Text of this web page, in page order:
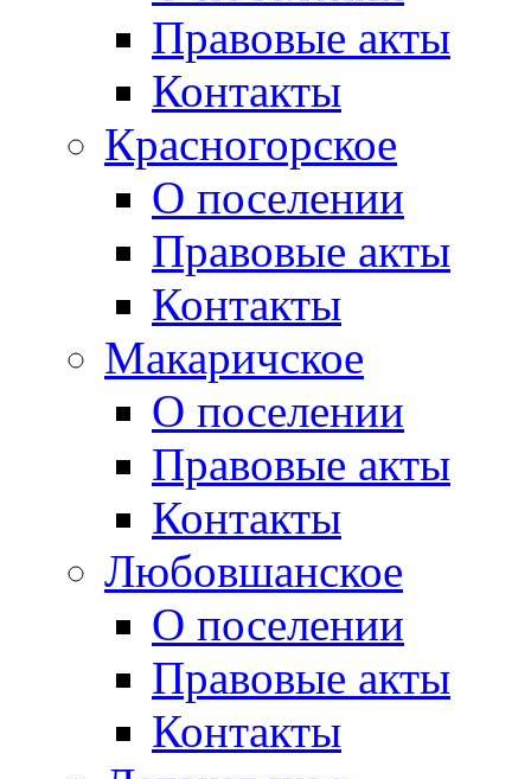
Правовые акты
Контакты
Красногорское
О поселении
Правовые акты
Контакты
Макаричское
О поселении
Правовые акты
Контакты
Любовшанское
О поселении
Правовые акты
Контакты